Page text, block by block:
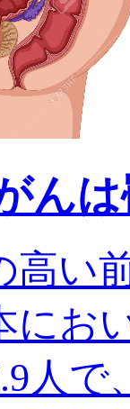
ん
高い
にお
人